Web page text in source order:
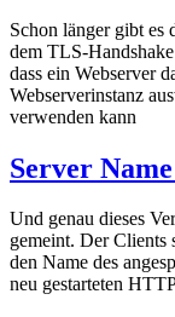
Schon länger gibt es
dem TLS-
dass ein Webserver
Webserverinstanz
verwenden kann
Server
Und genau dieses
gemeint. Der Clients
den Name des
neu gestarteten